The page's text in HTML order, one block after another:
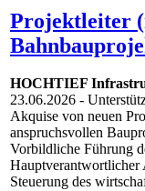
Projektleiter
HOCHTIEF
23.06.2026 -
Akquise von neuen
anspruchsvollen
Vorbildliche Führung
Hauptverantwortlicher
Steuerung des